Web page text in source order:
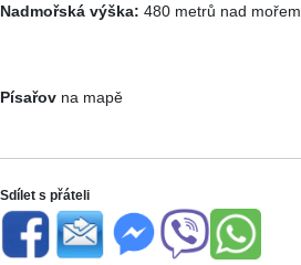
Nadmořská výška: 480 metrů nad mořem
Písařov na mapě
Sdílet s přáteli